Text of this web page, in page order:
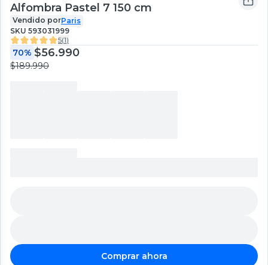
Alfombra Pastel 7 150 cm
Vendido porParis
SKU 593031999
5(1)
70% $56.990
$189.990
Comprar ahora